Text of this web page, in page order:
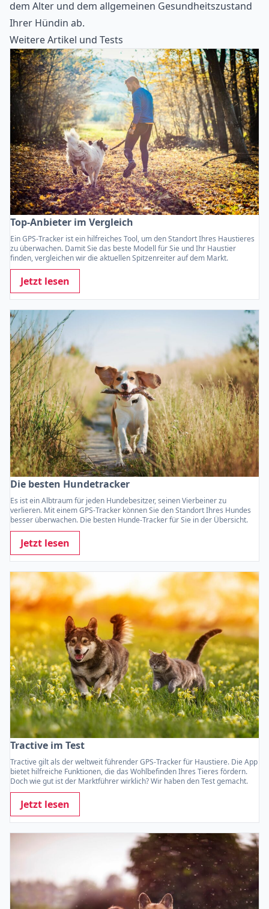
dem Alter und dem allgemeinen Gesundheitszustand
Ihrer Hündin ab.
Weitere Artikel und Tests
Top-Anbieter im Vergleich
Ein GPS-Tracker ist ein hilfreiches Tool, um den Standort Ihres Haustieres
zu überwachen. Damit Sie das beste Modell für Sie und Ihr Haustier
finden, vergleichen wir die aktuellen Spitzenreiter auf dem Markt.
Jetzt lesen
Die besten Hundetracker
Es ist ein Albtraum für jeden Hundebesitzer, seinen Vierbeiner zu
verlieren. Mit einem GPS-Tracker können Sie den Standort Ihres Hundes
besser überwachen. Die besten Hunde-Tracker für Sie in der Übersicht.
Jetzt lesen
Tractive im Test
Tractive gilt als der weltweit führender GPS-Tracker für Haustiere. Die App
bietet hilfreiche Funktionen, die das Wohlbefinden Ihres Tieres fördern.
Doch wie gut ist der Marktführer wirklich? Wir haben den Test gemacht.
Jetzt lesen